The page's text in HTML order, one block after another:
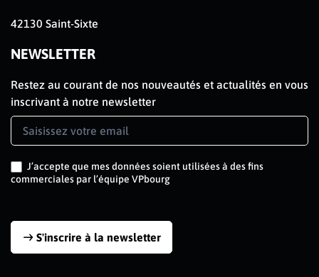
42130 Saint-Sixte
NEWSLETTER
Restez au courant de nos nouveautés et actualités en vous
inscrivant à notre newsletter
Newsletter
Signup
J’accepte que mes données soient utilisées à des fins
commerciales par l’équipe VPbourg
S'inscrire à la newsletter